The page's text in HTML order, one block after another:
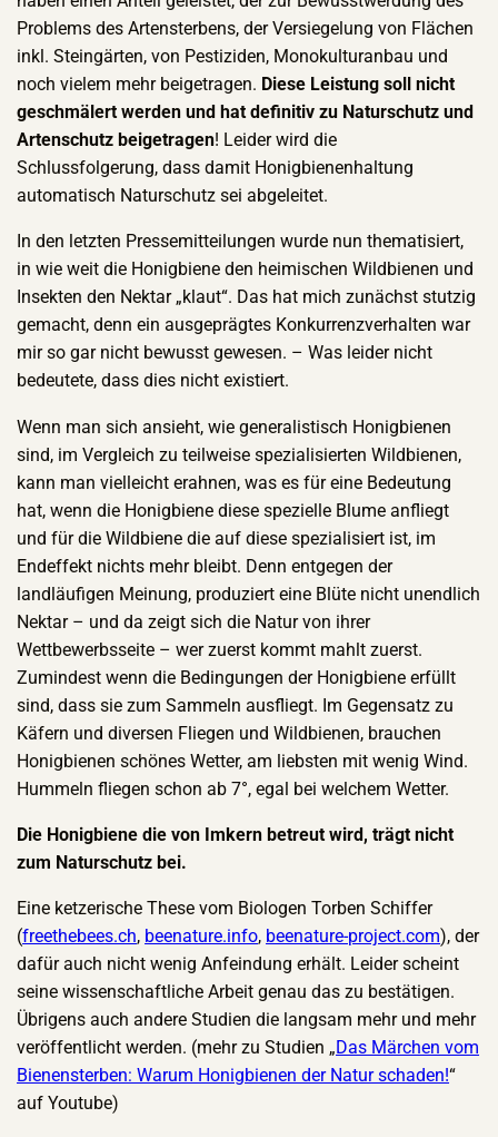
Problems des Artensterbens, der Versiegelung von Flächen
inkl. Steingärten, von Pestiziden, Monokulturanbau und
noch vielem mehr beigetragen. Diese Leistung soll nicht
geschmälert werden und hat definitiv zu Naturschutz und
Artenschutz beigetragen! Leider wird die
Schlussfolgerung, dass damit Honigbienenhaltung
automatisch Naturschutz sei abgeleitet.
In den letzten Pressemitteilungen wurde nun thematisiert,
in wie weit die Honigbiene den heimischen Wildbienen und
Insekten den Nektar „klaut“. Das hat mich zunächst stutzig
gemacht, denn ein ausgeprägtes Konkurrenzverhalten war
mir so gar nicht bewusst gewesen. – Was leider nicht
bedeutete, dass dies nicht existiert.
Wenn man sich ansieht, wie generalistisch Honigbienen
sind, im Vergleich zu teilweise spezialisierten Wildbienen,
kann man vielleicht erahnen, was es für eine Bedeutung
hat, wenn die Honigbiene diese spezielle Blume anfliegt
und für die Wildbiene die auf diese spezialisiert ist, im
Endeffekt nichts mehr bleibt. Denn entgegen der
landläufigen Meinung, produziert eine Blüte nicht unendlich
Nektar – und da zeigt sich die Natur von ihrer
Wettbewerbsseite – wer zuerst kommt mahlt zuerst.
Zumindest wenn die Bedingungen der Honigbiene erfüllt
sind, dass sie zum Sammeln ausfliegt. Im Gegensatz zu
Käfern und diversen Fliegen und Wildbienen, brauchen
Honigbienen schönes Wetter, am liebsten mit wenig Wind.
Hummeln fliegen schon ab 7°, egal bei welchem Wetter.
Die Honigbiene die von Imkern betreut wird, trägt nicht
zum Naturschutz bei.
Eine ketzerische These vom Biologen Torben Schiffer
(freethebees.ch, beenature.info, beenature-project.com), der
dafür auch nicht wenig Anfeindung erhält. Leider scheint
seine wissenschaftliche Arbeit genau das zu bestätigen.
Übrigens auch andere Studien die langsam mehr und mehr
veröffentlicht werden. (mehr zu Studien „Das Märchen vom
Bienensterben: Warum Honigbienen der Natur schaden!“
auf Youtube)